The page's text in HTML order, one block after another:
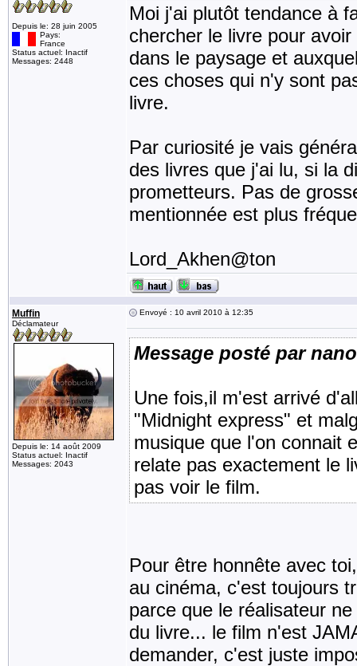
Depuis le: 28 juin 2005
Pays:
France
Status actuel: Inactif
Messages: 2448
Moi j'ai plutôt tendance à
chercher le livre pour
dans le paysage et
ces choses qui n'y sont
livre.
Par curiosité je vais
des livres que j'ai lu, si la
prometteurs. Pas de
mentionnée est plus
Lord_Akhen@ton
Muffin
Déclamateur
Depuis le: 14 août 2009
Status actuel: Inactif
Messages: 2043
Envoyé : 10 avril 2010 à 12:35
Message posté par
Une fois,il m'est arrivé
"Midnight express" et
musique que l'on connait
relate pas exactement le
pas voir le film.
Pour être honnête avec
au cinéma, c'est toujours
parce que le réalisateur
du livre... le film n'est
demander, c'est juste